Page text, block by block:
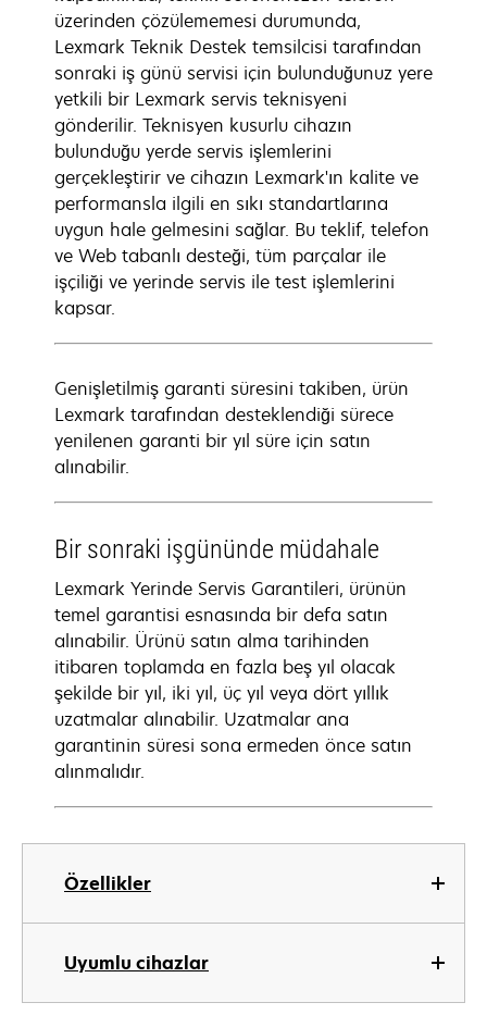
Özellikler
Uyumlu cihazlar
üzerinden çözülememesi durumunda,
Lexmark Teknik Destek temsilcisi tarafından
sonraki iş günü servisi için bulunduğunuz yere
yetkili bir Lexmark servis teknisyeni
gönderilir. Teknisyen kusurlu cihazın
bulunduğu yerde servis işlemlerini
gerçekleştirir ve cihazın Lexmark'ın kalite ve
performansla ilgili en sıkı standartlarına
uygun hale gelmesini sağlar. Bu teklif, telefon
ve Web tabanlı desteği, tüm parçalar ile
işçiliği ve yerinde servis ile test işlemlerini
kapsar.
Genişletilmiş garanti süresini takiben, ürün
Lexmark tarafından desteklendiği sürece
yenilenen garanti bir yıl süre için satın
alınabilir.
Bir sonraki işgününde müdahale
Lexmark Yerinde Servis Garantileri, ürünün
temel garantisi esnasında bir defa satın
alınabilir. Ürünü satın alma tarihinden
itibaren toplamda en fazla beş yıl olacak
şekilde bir yıl, iki yıl, üç yıl veya dört yıllık
uzatmalar alınabilir. Uzatmalar ana
garantinin süresi sona ermeden önce satın
alınmalıdır.